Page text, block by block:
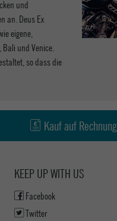
und
an. Deus Ex
eigene,
Bali und Venice.
so dass die
Kauf auf Rechnung
KEEP UP WITH US
Facebook
Twitter